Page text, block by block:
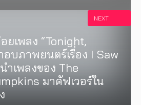
เพลง “Tonight,
อบภาพยนตร์เรื่อง I Saw
ำเพลงของ The
มาคัฟเวอร์ใน
NEXT